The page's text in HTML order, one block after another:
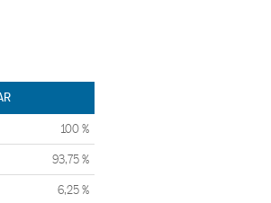
100 %
93,75 %
6,25 %